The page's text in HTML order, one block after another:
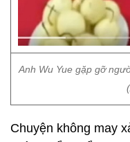
Anh Wu Yue gặp gỡ
Chuyện không may